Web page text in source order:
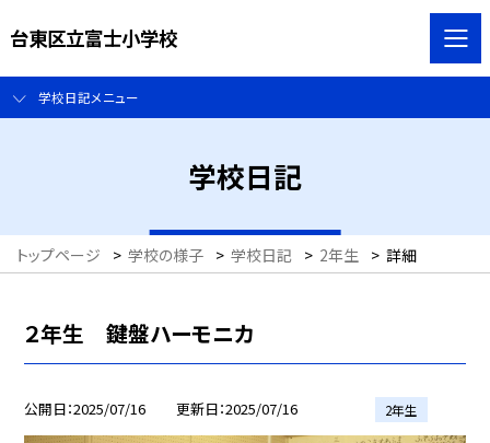
台東区立富士小学校
学校日記メニュー
学校日記
トップページ > 学校の様子 > 学校日記 > 2年生 > 詳細
２年生 鍵盤ハーモニカ
公開日 2025/07/16 更新日 2025/07/16 2年生